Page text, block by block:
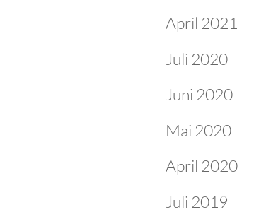
April 2021
Juli 2020
Juni 2020
Mai 2020
April 2020
Juli 2019